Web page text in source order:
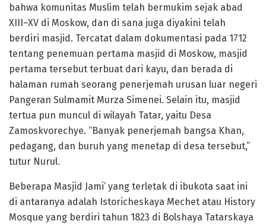
bahwa komunitas Muslim telah bermukim sejak abad
XIII–XV di Moskow, dan di sana juga diyakini telah
berdiri masjid. Tercatat dalam dokumentasi pada 1712
tentang penemuan pertama masjid di Moskow, masjid
pertama tersebut terbuat dari kayu, dan berada di
halaman rumah seorang penerjemah urusan luar negeri
Pangeran Sulmamit Murza Simenei. Selain itu, masjid
tertua pun muncul di wilayah Tatar, yaitu Desa
Zamoskvorechye. “Banyak penerjemah bangsa Khan,
pedagang, dan buruh yang menetap di desa tersebut,”
tutur Nurul.
Beberapa Masjid Jami’ yang terletak di ibukota saat ini
di antaranya adalah Istoricheskaya Mechet atau History
Mosque yang berdiri tahun 1823 di Bolshaya Tatarskaya